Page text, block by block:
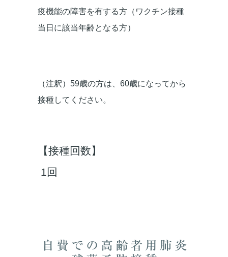
疫機能の障害を有する方（ワクチン接種
当日に該当年齢となる方）
（注釈）59歳の方は、60歳になってから
接種してください。
【接種回数】
1回
自費での高齢者用肺炎